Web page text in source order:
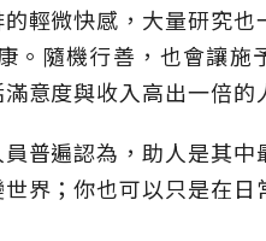
輕微快感，大量研究也
。隨機行善，也會讓施
意度與收入高出一倍的
普遍認為，助人是其中
界；你也可以只是在日